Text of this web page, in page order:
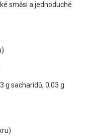
směsi a jednoduché
g sacharidů, 0,03 g